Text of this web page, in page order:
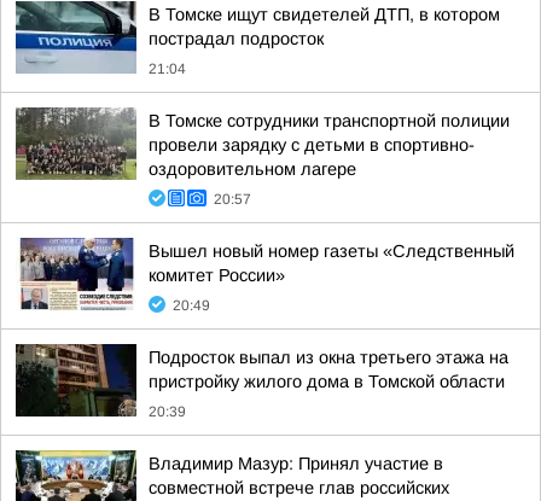
В Томске ищут свидетелей ДТП, в котором
пострадал подросток
21:04
В Томске сотрудники транспортной полиции
провели зарядку с детьми в спортивно-
оздоровительном лагере
20:57
Вышел новый номер газеты «Следственный
комитет России»
20:49
Подросток выпал из окна третьего этажа на
пристройку жилого дома в Томской области
20:39
Владимир Мазур: Принял участие в
совместной встрече глав российских